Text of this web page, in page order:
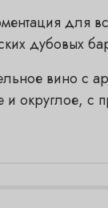
для
дубовых
вино с
округлое, с